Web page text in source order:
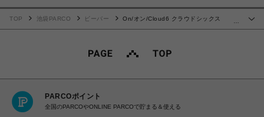
TOP 池袋PARCO ビーバー
On/オン/Cloud6 クラウドシックス
PARCOポイント
全国のPARCOやONLINE PARCOで貯まる＆使える